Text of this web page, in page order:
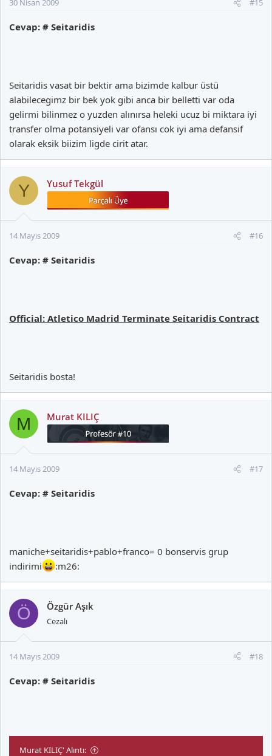
30 Nisan 2009 #15
Cevap: # Seitaridis
Seitaridis vasat bir bektir ama bizimde kalbur üstü
alabilecegimz bir bek yok gibi anca bir belletti var oda
gelirmi bilinmez o yuzden alınırsa heleki ucuz bi miktara iyi
transfer olma potansiyeli var ofansı cok iyi ama defansif
olarak eksik biizim ligde cirit atar.
Y Yusuf Tekgül
14 Mayıs 2009 #16
Cevap: # Seitaridis
Official: Atletico Madrid Terminate Seitaridis Contract
Seitaridis bosta!
M Murat KILIÇ
14 Mayıs 2009 #17
Cevap: # Seitaridis
maniche+seitaridis+pablo+franco= 0 bonservis grup
indirimi
:m26:
Ö Özgür Aşık
Cezalı
14 Mayıs 2009 #18
Cevap: # Seitaridis
Murat KILIÇ' Alıntı: